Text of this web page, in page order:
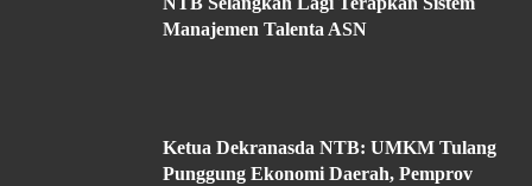
Manajemen Talenta ASN
Ketua Dekranasda NTB: UMKM Tulang
Punggung Ekonomi Daerah, Pemprov